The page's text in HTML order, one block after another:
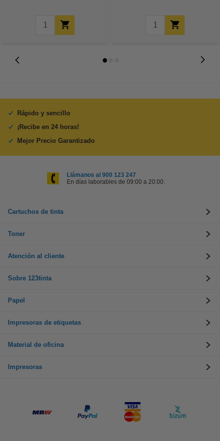
Rápido y sencillo
¡Recibe en 24 horas!
Mejor Precio Garantizado
Llámanos al 900 123 247
En días laborables de 09:00 a 20:00.
Cartuchos de tinta
Toner
Atención al cliente
Sobre 123tinta
Papel
Impresoras de etiquetas
Material de oficina
Impresoras